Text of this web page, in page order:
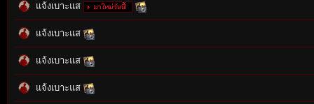
tat
แจ้งเบาะแส
แจ้งเบาะแส
แจ้งเบาะแส
แจ้งเบาะแส